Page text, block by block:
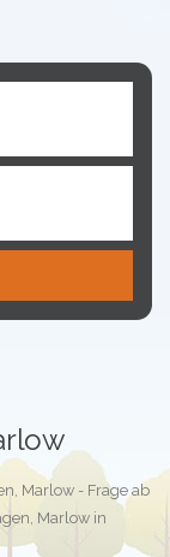
Marlow - Frage ab
Marlow in